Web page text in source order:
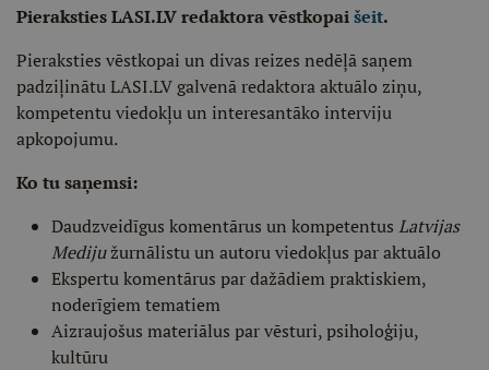
Pieraksties LASI.LV redaktora vēstkopaišeit.
Pieraksties vēstkopai un divas reizes nedēļā saņem
padziļinātu LASI.LV galvenā redaktora aktuālo ziņu,
kompetentu viedokļu un interesantāko interviju
apkopojumu.
Ko tu saņemsi:
Daudzveidīgus komentārus un kompetentus Latvijas
Medijužurnālistu un autoru viedokļus par aktuālo
Ekspertu komentārus par dažādiem praktiskiem,
noderīgiem tematiem
Aizraujošus materiālus par vēsturi, psiholoģiju,
kultūru